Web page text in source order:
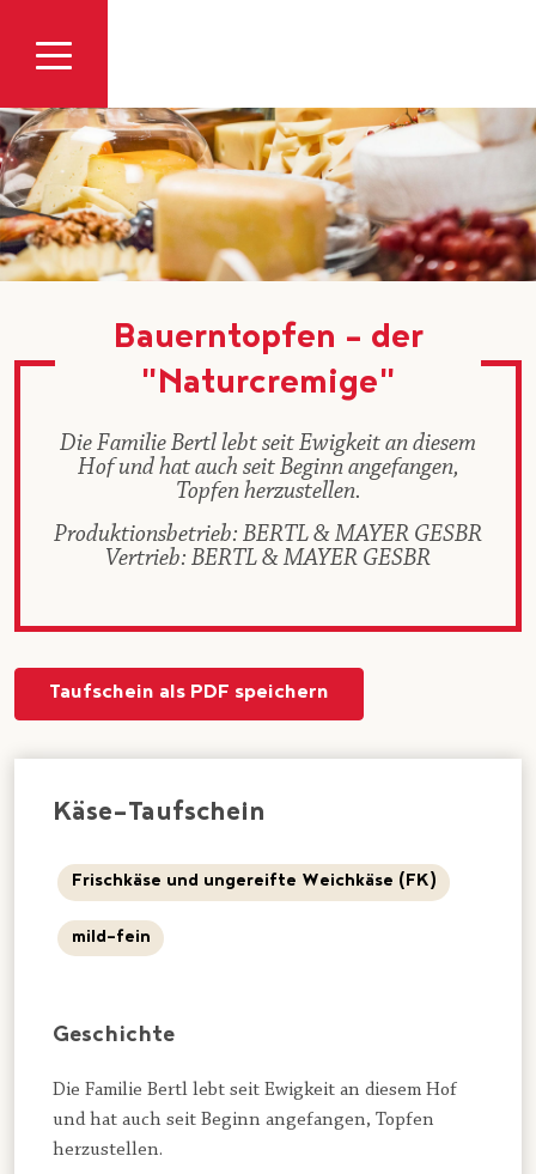
Bauerntopfen - der
"Naturcremige"
Die Familie Bertl lebt seit Ewigkeit an diesem
Hof und hat auch seit Beginn angefangen,
Topfen herzustellen.
Produktionsbetrieb: BERTL & MAYER GESBR
Vertrieb: BERTL & MAYER GESBR
Taufschein als PDF speichern
Käse-Taufschein
Frischkäse und ungereifte Weichkäse (FK)
mild-fein
Geschichte
Die Familie Bertl lebt seit Ewigkeit an diesem Hof
und hat auch seit Beginn angefangen, Topfen
herzustellen.